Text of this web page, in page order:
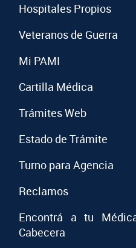
Hospitales Propios
Veteranos de Guerra
Mi PAMI
Cartilla Médica
Trámites Web
Estado de Trámite
Turno para Agencia
Reclamos
Encontrá a tu
Cabecera